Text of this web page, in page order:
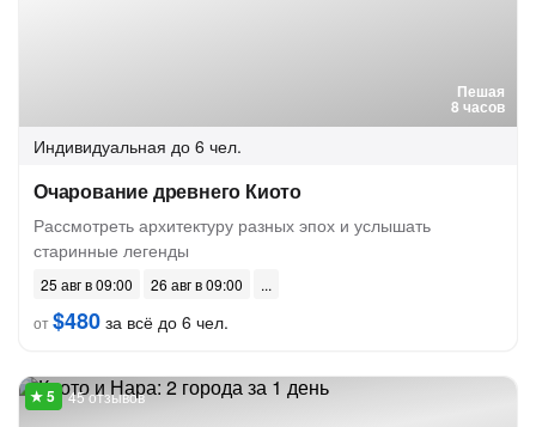
Пешая
8 часов
Индивидуальная до 6 чел.
Очарование древнего Киото
Рассмотреть архитектуру разных эпох и услышать
старинные легенды
25 авг в 09:00
26 авг в 09:00
от$480 за всё до 6 чел.
45 отзывов